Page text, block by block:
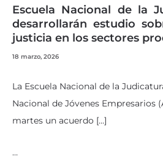
Escuela Nacional de la
desarrollarán estudio
justicia en los sectores
18 marzo, 2026
La Escuela Nacional de la
Nacional de Jóvenes Empresarios
martes un acuerdo […]
…